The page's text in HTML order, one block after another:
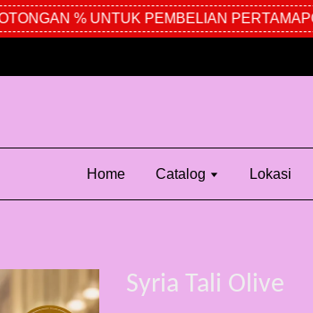
% UNTUK PEMBELIAN PERTAMA
Home Catalog Lokasi
Syria Tali Olive